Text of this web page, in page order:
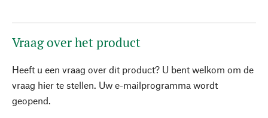
Vraag over het product
Heeft u een vraag over dit product? U bent welkom om de
vraag hier te stellen. Uw e-mailprogramma wordt
geopend.